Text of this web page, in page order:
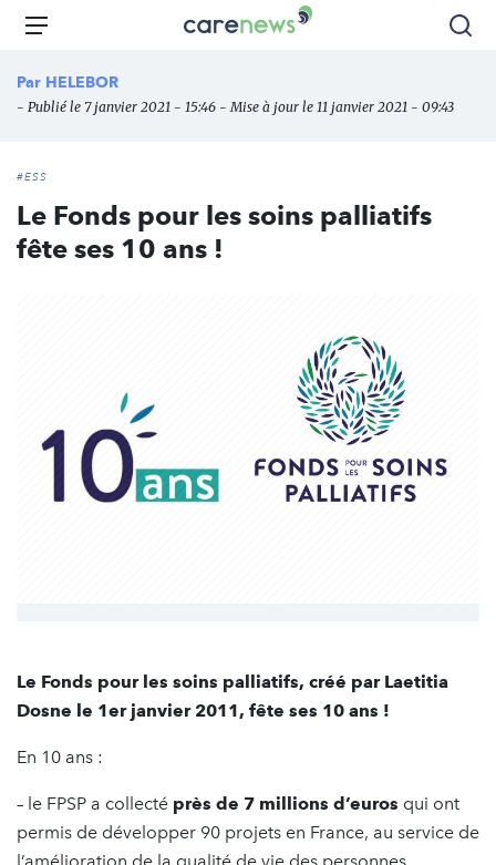
Aller
principal
Carenews,
des
Menu
Par HELEBOR
- Publié le 7 janvier 2021 - 15:46 - Mise à jour le 11 janvier 2021 - 09:43
#ESS
Le Fonds pour les soins palliatifs
fête ses 10 ans !
Le Fonds pour les soins palliatifs, créé par Laetitia
Dosne le 1er janvier 2011, fête ses 10 ans !
En 10 ans :
– le FPSP a collecté près de 7 millions d’euros qui ont
permis de développer 90 projets en France, au service de
l’amélioration de la qualité de vie des personnes